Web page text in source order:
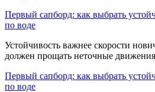
Первый сапборд: как выбрать
по воде
Устойчивость важнее скорости
должен прощать неточные
Первый сапборд: как выбрать
по воде